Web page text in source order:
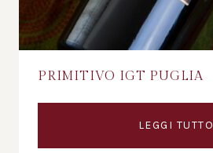
PRIMITIVO IGT PUGLIA
LEGGI TUTTO